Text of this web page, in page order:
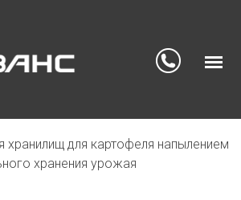
Skip
to
хранилищ для картофеля напылением
хранения урожая